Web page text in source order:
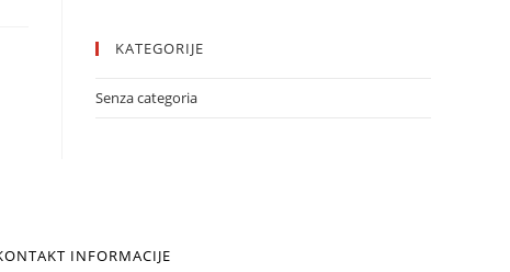
KATEGORIJE
Senza categoria
INFORMACIJE